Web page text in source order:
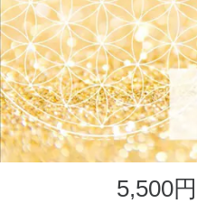
5,500円